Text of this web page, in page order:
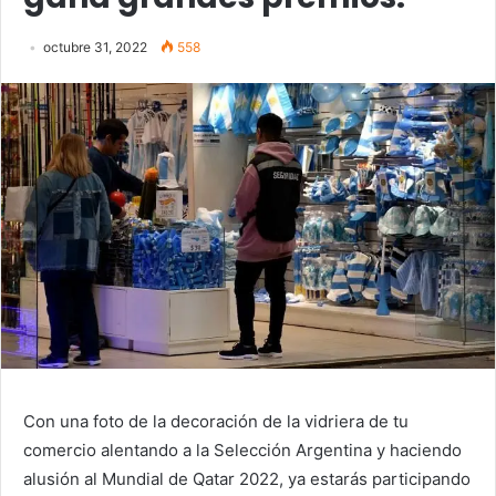
octubre 31, 2022 558
Con una foto de la decoración de la vidriera de tu
comercio alentando a la Selección Argentina y haciendo
alusión al Mundial de Qatar 2022, ya estarás participando